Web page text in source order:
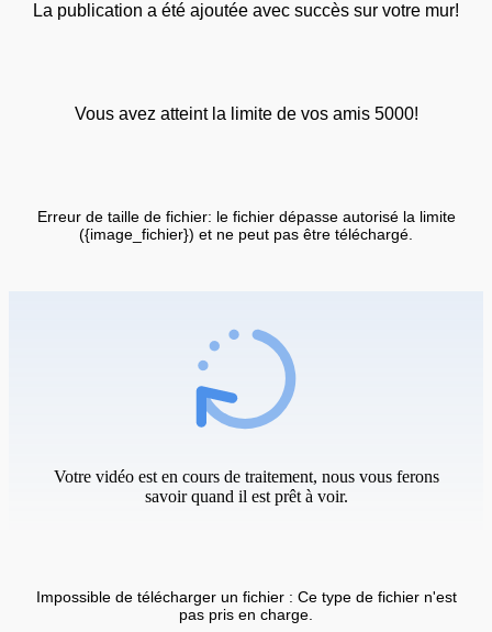
La publication a été ajoutée avec succès sur votre mur!
Vous avez atteint la limite de vos amis 5000!
Erreur de taille de fichier: le fichier dépasse autorisé la limite
({image_fichier}) et ne peut pas être téléchargé.
Votre vidéo est en cours de traitement, nous vous ferons
savoir quand il est prêt à voir.
Impossible de télécharger un fichier : Ce type de fichier n'est
pas pris en charge.